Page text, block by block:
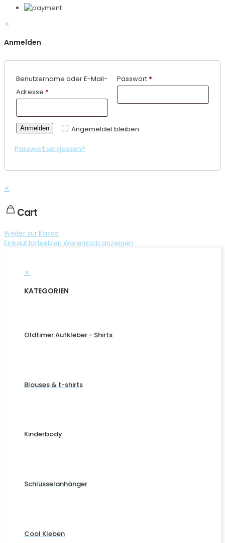
✕
Anmelden
Benutzername oder E-Mail-
Adresse *
Passwort *
Angemeldet bleiben
Anmelden
Passwort vergessen?
✕
Cart
Weiter zur Kasse
Einkauf fortsetzen Warenkorb anzeigen
✕
KATEGORIEN
Oldtimer Aufkleber - Shirts
Blouses & t-shirts
Kinderbody
Schlüsselanhänger
Cool Kleben